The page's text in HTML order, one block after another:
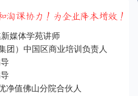
      
媒体学苑讲师
团）中国区商业培训负责人
净值佛山分院合伙人